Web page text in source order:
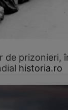
de prizonieri,
historia.ro